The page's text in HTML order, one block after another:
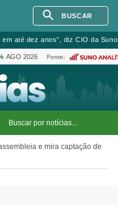
BUSCAR
até dez anos”, diz CIO da
AGO 2026 Fonte:
e mira captação de